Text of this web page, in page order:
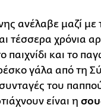
ανέλαβε μαζί με
τέσσερα χρόνια
παιχνίδι και το
γάλα από τη
του
είναι η